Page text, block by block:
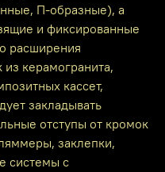
П-образные), а
и фиксированные
расширения
керамогранита,
кассет,
закладывать
отступы от кромок
заклепки,
системы с